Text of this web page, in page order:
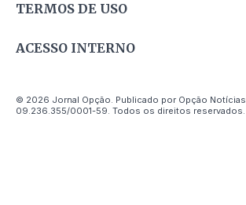
TERMOS DE USO
ACESSO INTERNO
© 2026 Jornal Opção. Publicado por Opção Notícias
09.236.355/0001-59. Todos os direitos reservados.